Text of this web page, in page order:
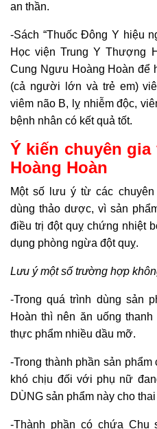
an thần.
-Sách “Thuốc Đông Y hiệu
Học viện Trung Y Thượng
Cung Ngưu Hoàng Hoàn để
(cả người lớn và trẻ em)
viêm não B, lỵ nhiễm độc,
bệnh nhân có kết quả tốt.
Ý kiến chuyên gia
Hoàng Hoàn
Một số lưu ý từ các
dùng thảo dược, vì sản
điều trị đột quỵ chứng nhiệt
dụng phòng ngừa đột quỵ.
Lưu ý một số trường hợp
-Trong quá trình dùng sản
Hoàn thì nên ăn uống
thực phẩm nhiều dầu mỡ.
-Trong thành phần sản
khó chịu đối với phụ nữ
DÙNG sản phẩm này cho
-Thành phần có chứa Chu